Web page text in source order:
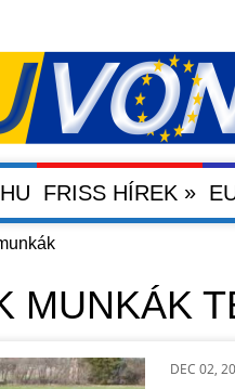
FRISS HÍREK »
MUNKÁK
DEC 02,